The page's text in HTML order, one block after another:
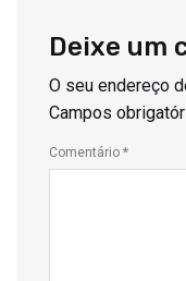
Deixe um
O seu endereço
Campos
Comentário *